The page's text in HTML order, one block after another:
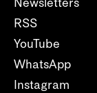
RSS
YouTube
WhatsApp
Instagram